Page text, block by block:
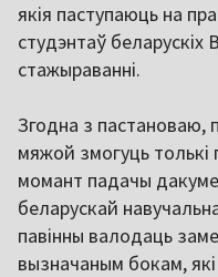
якія паступаюць на
студэнтаў беларускіх
стажыраванні.
Згодна з пастановаю,
мяжой змогуць толькі
момант падачы
беларускай
павінны валодаць
вызначаным бокам,